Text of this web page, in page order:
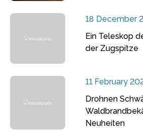
18 December
Ein Teleskop
der Zugspitze
11 February
Drohnen
Neuheiten